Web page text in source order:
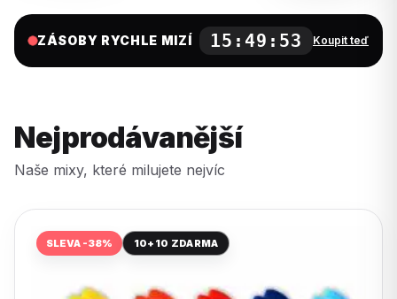
ZÁSOBY RYCHLE MIZÍ 15:49:52 Koupit teď
Nejprodávanější
Naše mixy, které milujete nejvíc
SLEVA -38% 10+10 ZDARMA